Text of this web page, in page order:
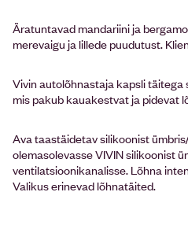
Äratuntavad mandariini ja
merevaigu ja lillede puudutust.
Vivin autolõhnastaja kapsli täitega
mis pakub kauakestvat ja pidevat
Ava taastäidetav silikoonist
olemasolevasse VIVIN silikoonist
ventilatsioonikanalisse. Lõhna
Valikus erinevad lõhnatäited.